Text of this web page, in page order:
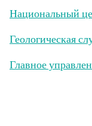
Национальный
Геологическая
Главное